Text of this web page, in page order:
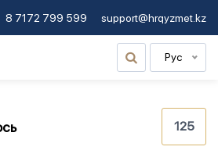
8 7172 799 599 support@hrqyzmet.kz
Рус
125